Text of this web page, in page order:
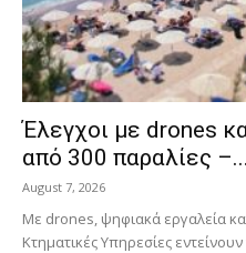
Έλεγχοι με drones
από 300 παραλίες –...
August 7, 2026
Με drones, ψηφιακά εργαλεία
Κτηματικές Υπηρεσίες